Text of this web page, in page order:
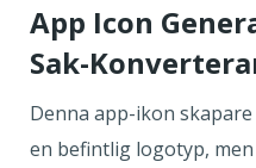
App Icon
Sak-
Denna app-ikon
en befintlig logotyp,